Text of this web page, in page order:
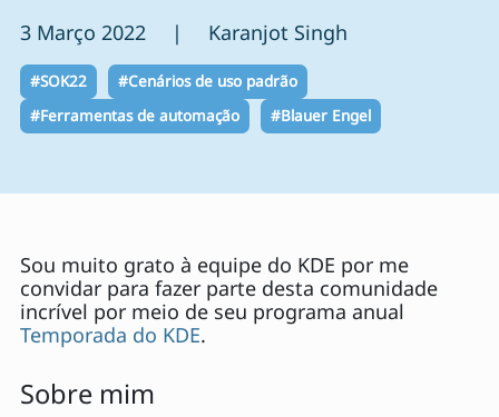
3 Março 2022 | Karanjot Singh
#SOK22
#Cenários de uso padrão
#Ferramentas de automação
#Blauer Engel
Sou muito grato à equipe do KDE por me
convidar para fazer parte desta comunidade
incrível por meio de seu programa anual
Temporada do KDE.
Sobre mim